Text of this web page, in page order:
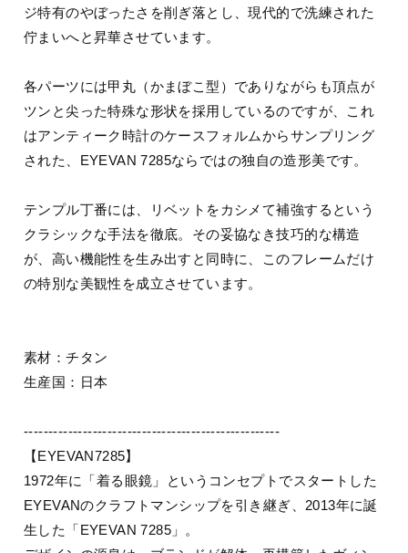
ジ特有のやぼったさを削ぎ落とし、現代的で洗練された
佇まいへと昇華させています。
各パーツには甲丸（かまぼこ型）でありながらも頂点が
ツンと尖った特殊な形状を採用しているのですが、これ
はアンティーク時計のケースフォルムからサンプリング
された、EYEVAN 7285ならではの独自の造形美です。
テンプル丁番には、リベットをカシメて補強するという
クラシックな手法を徹底。その妥協なき技巧的な構造
が、高い機能性を生み出すと同時に、このフレームだけ
の特別な美観性を成立させています。
素材：チタン
生産国：日本
----------------------------------------------------
【EYEVAN7285】
1972年に「着る眼鏡」というコンセプトでスタートした
EYEVANのクラフトマンシップを引き継ぎ、2013年に誕
生した「EYEVAN 7285」。